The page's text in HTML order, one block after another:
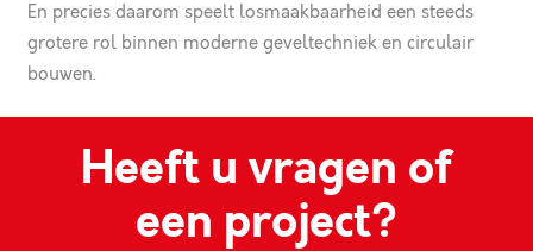
En precies daarom speelt losmaakbaarheid een steeds
grotere rol binnen moderne geveltechniek en circulair
bouwen.
Heeft u vragen of
een project?